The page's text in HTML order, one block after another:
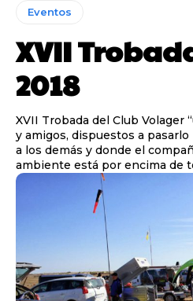
Eventos
XVII
2018
XVII Trobada del Club Volager
y amigos, dispuestos a
a los demás y donde el
ambiente está por encima de